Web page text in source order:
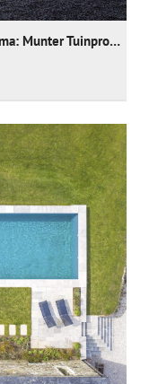
1. Platz - KATEGORIE: Living Pool - Firma: Munter Tuinprojecten